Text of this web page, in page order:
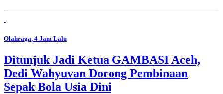
Olahraga, 4 Jam Lalu
Ditunjuk Jadi Ketua GAMBASI Aceh,
Dedi Wahyuvan Dorong Pembinaan
Sepak Bola Usia Dini